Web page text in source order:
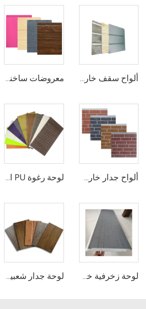
ألواح سقف خارجي رغوة بولي يوريثين معزولة ذات نمط خشب للأسطح الخارجية للمنازل معروضات ساخنة مضادة للماء سمك 16 مم لوحة رغوية من البولي يوريثين المعزولة لوحة جدار ديكورية لوحة عزل رغوة PU Sandwich
ألواح جدار خارجي مقاومة للماء من رغوة البولي يوريثين العازلة ألواح جانبية خارجية مقاومة للنار من البولي يوريثين لوحة رغوة PU الساندويتش للجدران الخارجية لتبطين غرف النظافة عند بناء المنازل لوحة ساندويتش PU
لوحة زخرفية خفيفة الوزن سهلة التركيب لوحة عزل متكاملة للواجهة الخارجية للجدار العازل للماء لوحة جدار شعبية بألواح خشبية صوف الصخور ساندويتش لوحات للبناء